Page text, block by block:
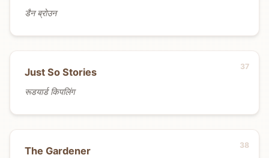
डैन ब्रोउन
Just So Stories
रूडयार्ड किपलिंग
The Gardener